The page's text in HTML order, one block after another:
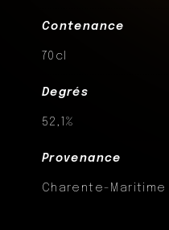
Contenance
70cl
Degrés
52,1%
Provenance
Charente-Maritime